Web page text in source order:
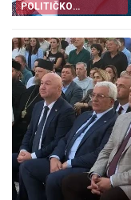
POLITIČKO
LICEMJERSTVO